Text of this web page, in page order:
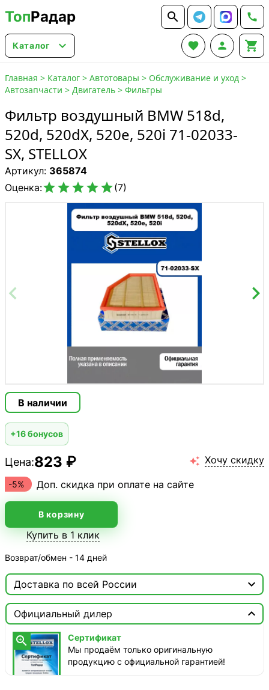
ТопРадар  
Каталог    
Главная > Каталог > Автотовары > Обслуживание и уход >
Автозапчасти > Двигатель > Фильтры
Фильтр воздушный BMW 518d,
520d, 520dX, 520e, 520i 71-02033-
SX, STELLOX
Артикул: 365874
Оценка:(7)
В наличии
+16 бонусов
Цена:823 ₽  Хочу скидку
-5% Доп. скидка при оплате на сайте
В корзину
Купить в 1 клик
Возврат/обмен - 14 дней
Доставка по всей России 
 Москва
ТопРадар — Курьер
сегодня, от 350 ₽
ТопРадар — Самовывоз
сегодня, бесплатно
Официальный дилер


Сертификат
Мы продаём только оригинальную
продукцию с официальной гарантией!